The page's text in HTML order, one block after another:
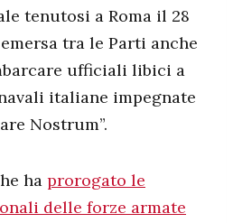
tenutosi a Roma il 28
emersa tra le Parti anche
ufficiali libici a
italiane impegnate
Nostrum”.
ha prorogato le
delle forze armate